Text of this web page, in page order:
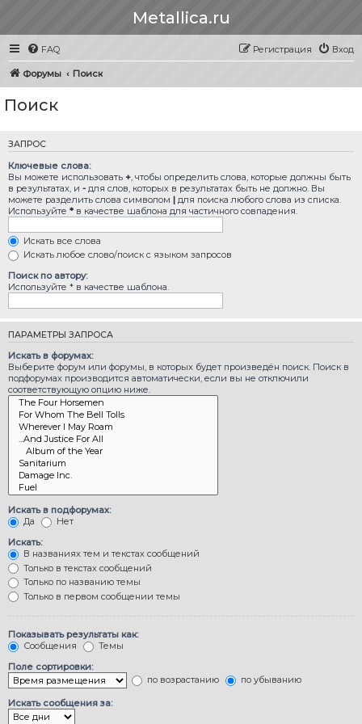
Metallica.ru
FAQ Вход
Регистрация
Форумы Поиск
Поиск
ЗАПРОС
Ключевые слова:
Вы можете использовать + , чтобы определить слова, которые должны быть
в результатах, и - для слов, которых в результатах быть не должно. Вы
можете разделить слова символом | для поиска любого слова из списка.
Используйте * в качестве шаблона для частичного совпадения.
Искать все слова
Искать любое слово/поиск с языком запросов
Поиск по автору:
Используйте * в качестве шаблона.
ПАРАМЕТРЫ ЗАПРОСА
Искать в форумах:
Выберите форум или форумы, в которых будет произведён поиск. Поиск в
подфорумах производится автоматически, если вы не отключили
соответствующую опцию ниже.
Искать в подфорумах:
Да
Нет
Искать:
В названиях тем и текстах сообщений
Только в текстах сообщений
Только по названию темы
Только в первом сообщении темы
Показывать результаты как:
Сообщения
Темы
Поле сортировки:
по возрастанию
по убыванию
Искать сообщения за: